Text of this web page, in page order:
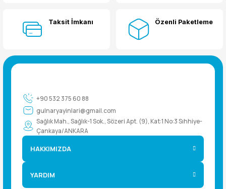
Taksit İmkanı Özenli Paketleme
+90 532 375 60 88
gulnaryayinlari@gmail.com
Sağlık Mah., Sağlık-1 Sok., Sözeri Apt. (9), Kat:1 No:3 Sıhhiye-
Çankaya/ANKARA
HAKKIMIZDA
YARDIM